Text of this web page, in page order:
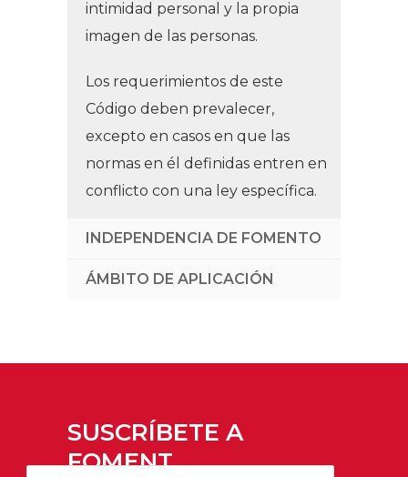
intimidad personal y la propia
imagen de las personas.
Los requerimientos de este
Código deben prevalecer,
excepto en casos en que las
normas en él definidas entren en
conflicto con una ley específica.
INDEPENDENCIA DE FOMENTO
ÁMBITO DE APLICACIÓN
SUSCRÍBETE A
FOMENT